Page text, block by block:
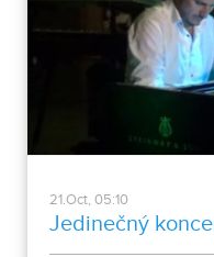
21.Oct, 05:10
Jedinečný